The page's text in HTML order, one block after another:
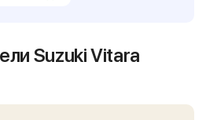
Suzuki Vitara